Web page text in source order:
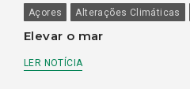
Açores Alterações Climáticas
Elevar o mar
LER NOTÍCIA